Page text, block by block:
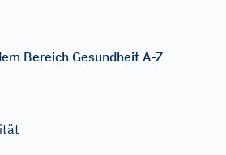
Bereich Gesundheit A-Z